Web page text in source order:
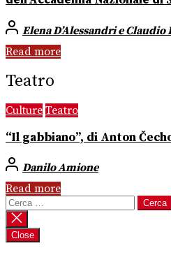
Elena D’Alessandri e
Read more
Teatro
Culture Teatro
“Il gabbiano”, di Anton
Danilo Amione
Read more
Ricerca
per:
Close